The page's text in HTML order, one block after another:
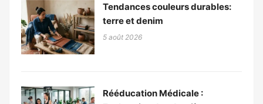
Tendances couleurs durables:
terre et denim
5 août 2026
Rééducation Médicale :